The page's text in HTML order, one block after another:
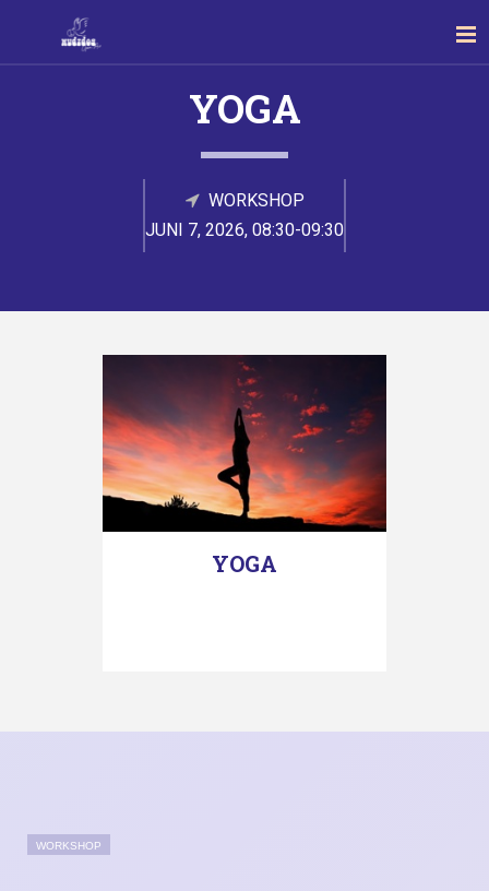
YOGA
WORKSHOP
JUNI 7, 2026, 08:30-09:30
YOGA
WORKSHOP